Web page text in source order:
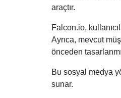
araçtır.
Falcon.io,
Ayrıca, mevcut
önceden
Bu sosyal medya
sunar.